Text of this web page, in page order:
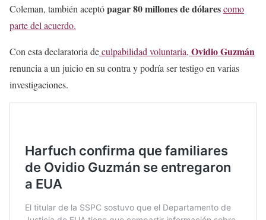
Coleman, también aceptópagar 80 millones de dólarescomo
parte del acuerdo.
Con esta declaratoria deculpabilidad voluntaria, Ovidio Guzmán
renuncia a un juicio en su contra y podría ser testigo en varias
investigaciones.